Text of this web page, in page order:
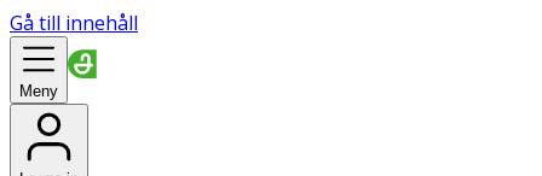
Gå till innehåll
Meny